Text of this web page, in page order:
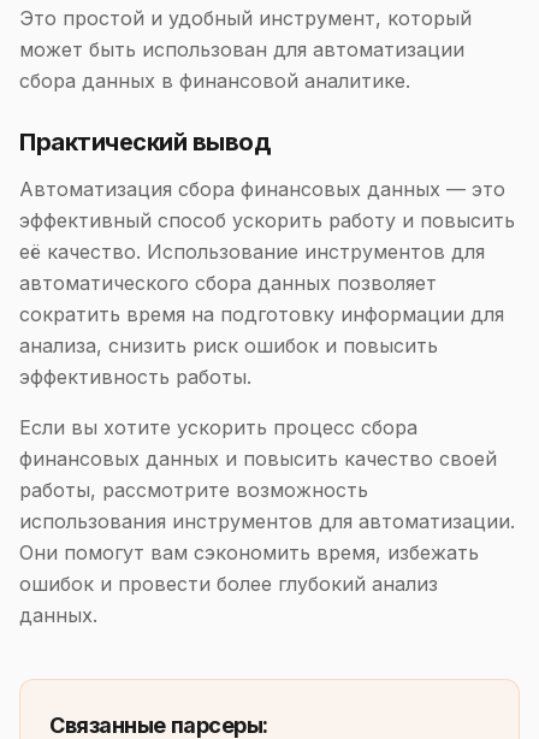
Это простой и удобный инструмент, который
может быть использован для автоматизации
сбора данных в финансовой аналитике.
Практический вывод
Автоматизация сбора финансовых данных — это
эффективный способ ускорить работу и повысить
её качество. Использование инструментов для
автоматического сбора данных позволяет
сократить время на подготовку информации для
анализа, снизить риск ошибок и повысить
эффективность работы.
Если вы хотите ускорить процесс сбора
финансовых данных и повысить качество своей
работы, рассмотрите возможность
использования инструментов для автоматизации.
Они помогут вам сэкономить время, избежать
ошибок и провести более глубокий анализ
данных.
Связанные парсеры: